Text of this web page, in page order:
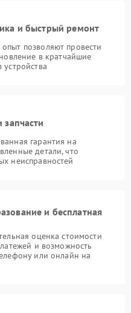
и быстрый ремонт
позволяют провести
в кратчайшие
запчасти
гарантия на
детали, что
неисправностей
и бесплатная
оценка стоимости
и возможность
или онлайн на